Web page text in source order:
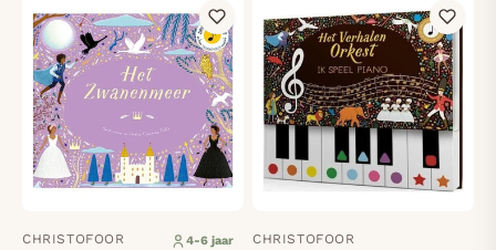
CHRISTOFOOR 4-6 jaar CHRISTOFOOR